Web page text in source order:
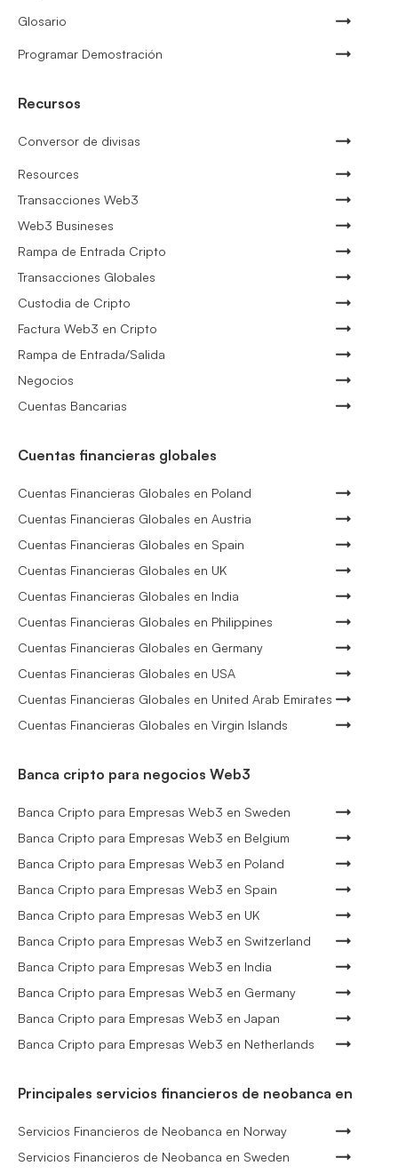
Glosario
Programar Demostración
Recursos
Conversor de divisas
Resources
Transacciones Web3
Web3 Busineses
Rampa de Entrada Cripto
Transacciones Globales
Custodia de Cripto
Factura Web3 en Cripto
Rampa de Entrada/Salida
Negocios
Cuentas Bancarias
Cuentas financieras globales
Cuentas Financieras Globales en Poland
Cuentas Financieras Globales en Austria
Cuentas Financieras Globales en Spain
Cuentas Financieras Globales en UK
Cuentas Financieras Globales en India
Cuentas Financieras Globales en Philippines
Cuentas Financieras Globales en Germany
Cuentas Financieras Globales en USA
Cuentas Financieras Globales en United Arab Emirates
Cuentas Financieras Globales en Virgin Islands
Banca cripto para negocios Web3
Banca Cripto para Empresas Web3 en Sweden
Banca Cripto para Empresas Web3 en Belgium
Banca Cripto para Empresas Web3 en Poland
Banca Cripto para Empresas Web3 en Spain
Banca Cripto para Empresas Web3 en UK
Banca Cripto para Empresas Web3 en Switzerland
Banca Cripto para Empresas Web3 en India
Banca Cripto para Empresas Web3 en Germany
Banca Cripto para Empresas Web3 en Japan
Banca Cripto para Empresas Web3 en Netherlands
Principales servicios financieros de neobanca en
Servicios Financieros de Neobanca en Norway
Servicios Financieros de Neobanca en Sweden